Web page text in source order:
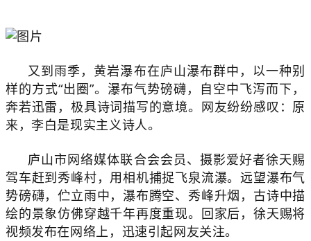
又到雨季，黄岩瀑布在庐山瀑布群中，以一种别
样的方式“出圈”。瀑布气势磅礴，自空中飞泻而下，
奔若迅雷，极具诗词描写的意境。网友纷纷感叹：原
来，李白是现实主义诗人。
庐山市网络媒体联合会会员、摄影爱好者徐天赐
驾车赶到秀峰村，用相机捕捉飞泉流瀑。远望瀑布气
势磅礴，伫立雨中，瀑布腾空、秀峰升烟，古诗中描
绘的景象仿佛穿越千年再度重现。回家后，徐天赐将
视频发布在网络上，迅速引起网友关注。